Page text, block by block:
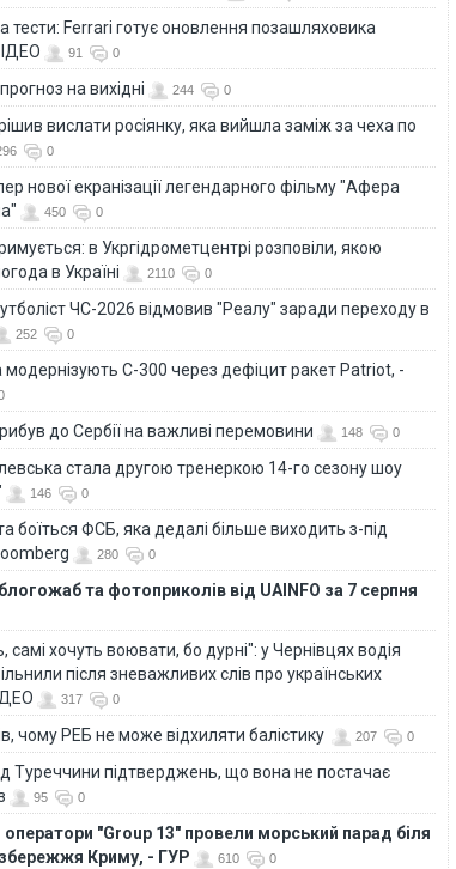
тести: Ferrari готує оновлення позашляховика
91 0
на вихідні 244 0
вислати росіянку, яка вийшла заміж за чеха по
0
нової екранізації легендарного фільму "Афера
450 0
в Укргідрометцентрі розповіли, якою
в Україні
2110 0
ЧС-2026 відмовив "Реалу" заради переходу в
252 0
модернізують С-300 через дефіцит ракет Patriot, -
до Сербії на важливі перемовини 148 0
стала другою тренеркою 14-го сезону шоу
146 0
боїться ФСБ, яка дедалі більше виходить з-під
280 0
блогожаб та фотоприколів від UAINFO за 7 серпня
хочуть воювати, бо дурні": у Чернівцях водія
після зневажливих слів про українських
317 0
чому РЕБ не може відхиляти балістику 207 0
Туреччини підтверджень, що вона не постачає
95 0
"Group 13" провели морський парад біля
Криму, - ГУР
610 0